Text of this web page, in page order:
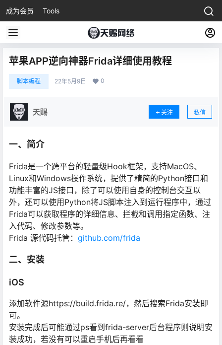
成为会员 Tools
苹果APP逆向神器Frida详细使用教程
脚本编程 22年5月9日 0
天赐 关注 私信
一、简介
Frida是一个跨平台的轻量级Hook框架，支持MacOS、
Linux和Windows操作系统，提供了精简的Python接口和
功能丰富的JS接口，除了可以使用自身的控制台交互以
外，还可以使用Python将JS脚本注入到运行程序中，通过
Frida可以获取程序的详细信息、拦截和调用指定函数、注
入代码、修改参数等。
Frida 源代码托管： github.com/frida
二、安装
iOS
添加软件源https://build.frida.re/，然后搜索Frida安装即
可。
安装完成后可能通过ps看到frida-server后台程序则说明安
装成功，若没有可以重启手机后再看看